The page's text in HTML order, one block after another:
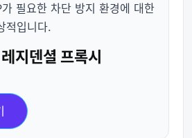
필요한 차단 방지 환경에 대한
적입니다.
지덴셜 프록시